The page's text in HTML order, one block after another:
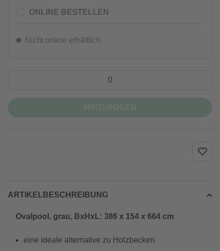
ONLINE BESTELLEN
Nicht online erhältlich
ARTIKELBESCHREIBUNG
Ovalpool, grau, BxHxL: 386 x 154 x 664 cm
eine ideale alternative zu Holzbecken